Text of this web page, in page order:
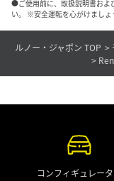
●ご使用前に、取扱説明書およ
い。 ※安全運転を心がけましょ
ルノー・ジャポン TOP
コンフィギュレー